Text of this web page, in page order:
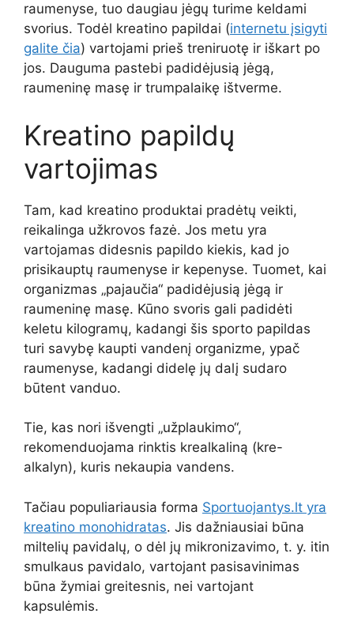
raumenyse, tuo daugiau jėgų turime keldami
svorius. Todėl kreatino papildai (internetu įsigyti
galite čia) vartojami prieš treniruotę ir iškart po
jos. Dauguma pastebi padidėjusią jėgą,
raumeninę masę ir trumpalaikę ištverme.
Kreatino papildų
vartojimas
Tam, kad kreatino produktai pradėtų veikti,
reikalinga užkrovos fazė. Jos metu yra
vartojamas didesnis papildo kiekis, kad jo
prisikauptų raumenyse ir kepenyse. Tuomet, kai
organizmas „pajaučia“ padidėjusią jėgą ir
raumeninę masę. Kūno svoris gali padidėti
keletu kilogramų, kadangi šis sporto papildas
turi savybę kaupti vandenį organizme, ypač
raumenyse, kadangi didelę jų dalį sudaro
būtent vanduo.
Tie, kas nori išvengti „užplaukimo“,
rekomenduojama rinktis krealkaliną (kre-
alkalyn), kuris nekaupia vandens.
Tačiau populiariausia forma Sportuojantys.lt yra
kreatino monohidratas. Jis dažniausiai būna
miltelių pavidalų, o dėl jų mikronizavimo, t. y. itin
smulkaus pavidalo, vartojant pasisavinimas
būna žymiai greitesnis, nei vartojant
kapsulėmis.